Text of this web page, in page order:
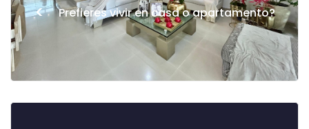
< Prefieres vivir en casa o apartamento?